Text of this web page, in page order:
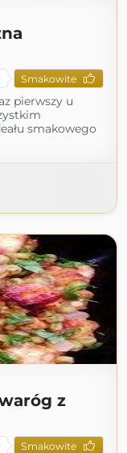
Smakowite
pierwszy u
smakowego
z
Smakowite